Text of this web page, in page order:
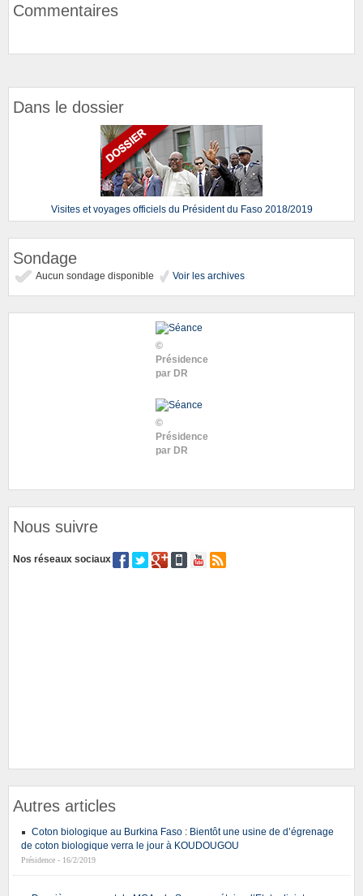
Commentaires
Dans le dossier
Visites et voyages officiels du Président du Faso 2018/2019
Sondage
Aucun sondage disponible Voir les archives
©
Présidence
par DR
©
Présidence
par DR
Nous suivre
Nos réseaux sociaux
Autres articles
Coton biologique au Burkina Faso : Bientôt une usine de d’égrenage
de coton biologique verra le jour à KOUDOUGOU
Présidence - 16/2/2019